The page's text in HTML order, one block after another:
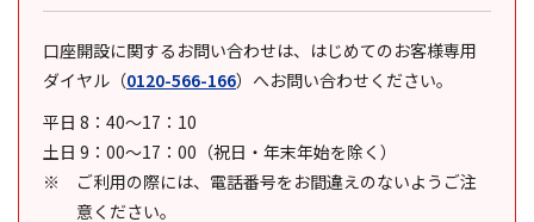
口座開設に関するお問い合わせは、はじめてのお客様専用
ダイヤル （0120-566-166） へお問い合わせください。
平日 8：40～17：10
土日 9：00～17：00（祝日・年末年始を除く）
ご利用の際には、電話番号をお間違えのないようご注
意ください。